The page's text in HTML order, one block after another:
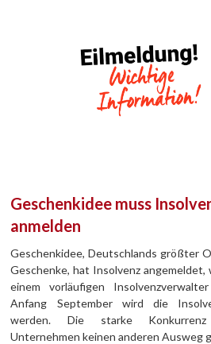
Geschenkidee muss
anmelden
Geschenkidee, Deutschlands größter
Geschenke, hat Insolvenz angemeldet,
einem vorläufigen
Anfang September wird die
werden. Die starke
Unternehmen keinen anderen Ausweg